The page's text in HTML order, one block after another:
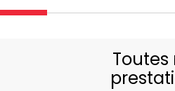
Toutes